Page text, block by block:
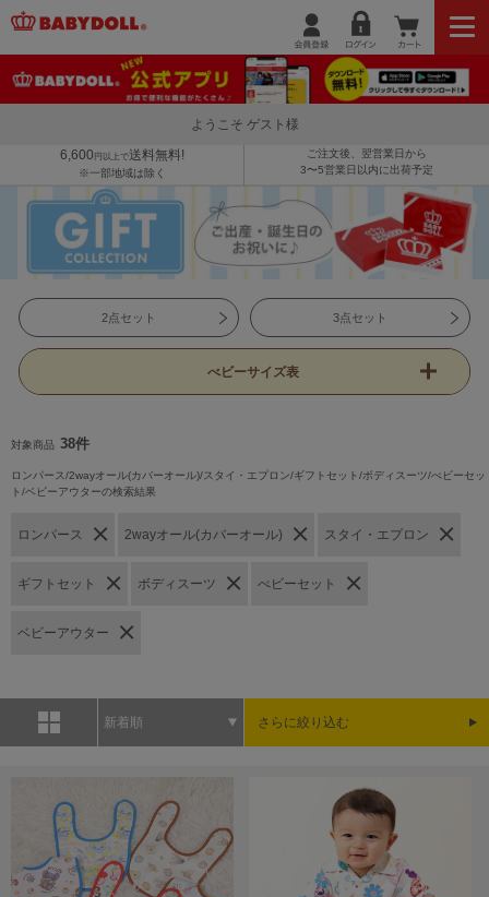
ようこそ ゲスト様
6,600 円以上で送料無料!
※一部地域は除く
ご注文後、翌営業日から
3〜5営業日以内に出荷予定
2点セット 3点セット
べビーサイズ表
対象商品 38件
ロンパース/2wayオール(カバーオール)/スタイ・エプロン/ギフトセット/ボディスーツ/べビーセッ
ト/ベビーアウターの検索結果
ロンパース 2wayオール(カバーオール) スタイ・エプロン
ギフトセット ボディスーツ べビーセット
ベビーアウター
新着順 さらに絞り込む